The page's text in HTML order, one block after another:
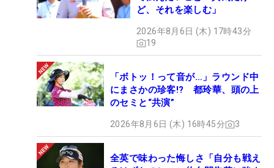
ど、それを楽しむ」
2026年8月6日 (木) 17時43分
19
「ボトッ！って音が…」ラウンド中
にまさかの珍客!? 都玲華、頭の上
のセミと“共演”
2026年8月6日 (木) 16時45分 3
全英で味わった悔しさ「自分も戦え